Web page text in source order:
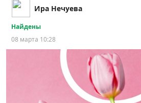
Ира Нечуева
Найдены
08 марта 10:28